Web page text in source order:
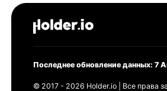
Последнее обновление данных: 7
© 2017 - 2026 Holder.io | Все права